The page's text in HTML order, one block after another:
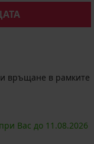
връщане в рамките
Вас до 11.08.2026